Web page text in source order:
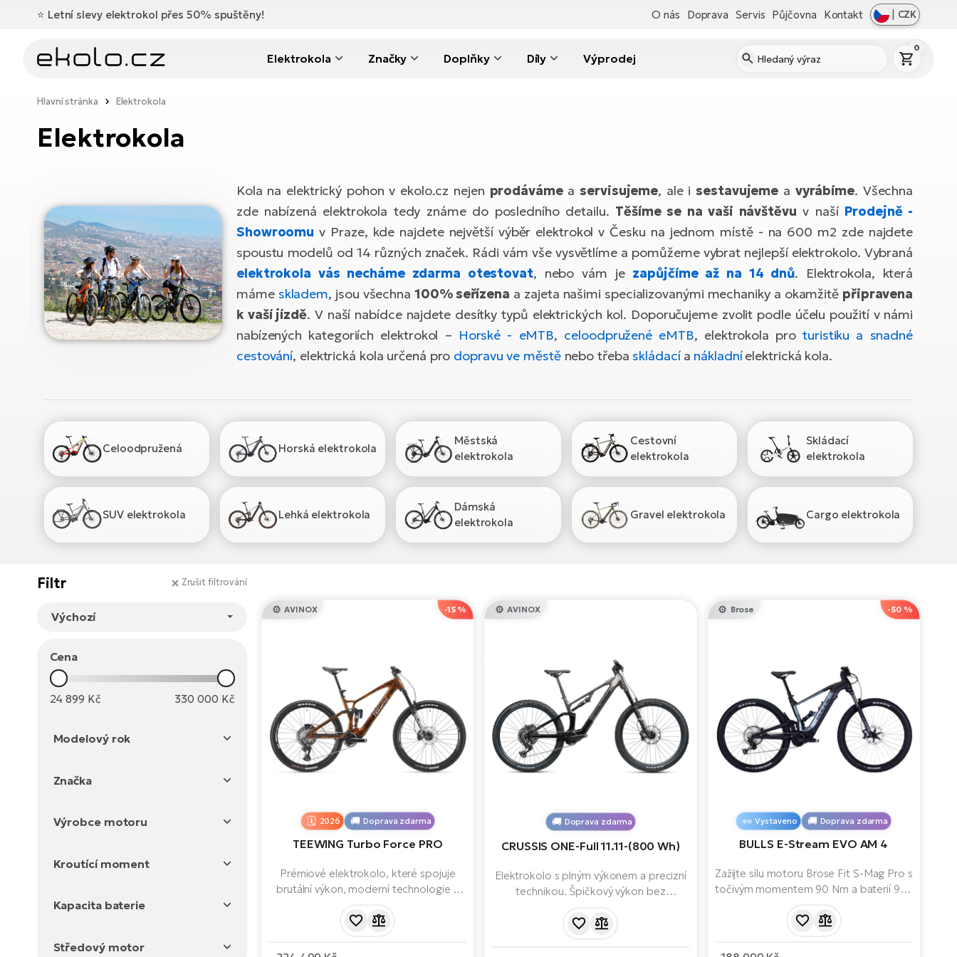
⭐️ Letní slevy elektrokol přes 50% spuštěny! O nás Doprava Servis Půjčovna Kontakt | CZK
Elektrokola Značky Doplňky Díly Výprodej
0
Hlavní stránka Elektrokola
Elektrokola
Kola na elektrický pohon v ekolo.cz nejen prodávámeaservisujeme, ale isestavujeme a vyrábíme. Všechna
zde nabízená elektrokola tedy známe do posledního detailu. Těšíme se na vaši návštěvu v naší Prodejně -
Showroomu v Praze, kde najdete největší výběr elektrokol v Česku na jednom místě - na 600 m2 zde najdete
spoustu modelů od 14 různých značek. Rádi vám vše vysvětlíme a pomůžeme vybrat nejlepší elektrokolo. Vybraná
elektrokola vás necháme zdarma otestovat, nebo vám je zapůjčíme až na 14 dnů. Elektrokola, která
máme skladem, jsou všechna100% seřízena a zajeta našimi specializovanými mechaniky a okamžitě připravena
k vaší jízdě. V naší nabídce najdete desítky typů elektrických kol. Doporučujeme zvolit podle účelu použití v námi
nabízených kategoriích elektrokol – Horské - eMTB, celoodpružené eMTB, elektrokola proturistiku a snadné
cestování, elektrická kola určená pro dopravu ve městěnebo třebaskládací a nákladníelektrická kola.
Celoodpružená Horská elektrokola
Městská
elektrokola
Cestovní
elektrokola
Skládací
elektrokola
SUV elektrokola Lehká elektrokola
Dámská
elektrokola
Gravel elektrokola Cargo elektrokola
Filtr Zrušit filtrování
Cena
24 899 Kč 330 000 Kč
Modelový rok
2025
2023
Značka
Crussis
Apache
4EVER
Výrobce motoru
Bafang
Panasonic
Kroutící moment
95 Nm
Kapacita baterie
200 - 299 Wh
Středový motor
-15 %
2026 Doprava zdarma
AVINOX
TEEWING Turbo Force PRO
Prémiové elektrokolo, které spojuje
brutální výkon, moderní technologie a
ty, kdo chtějí to nejlepší na trhu a
Představuje novou generaci výkonných
Doprava zdarma
AVINOX
CRUSSIS ONE-Full 11.11-(800 Wh)
Elektrokolo s plným výkonem a precizní
technikou. Špičkový výkon bez
enduro závodech i divokých sjezdech. S
-50 %
Vystaveno
Brose
Doprava zdarma
BULLS E-Stream EVO AM 4
Zažijte sílu motoru Brose Fit S-Mag Pro s
točivým momentem 90 Nm a baterií 925
Díky odpružení RockShox Lyrik a
nejtěžší terény. Nosnost až 150 kg a